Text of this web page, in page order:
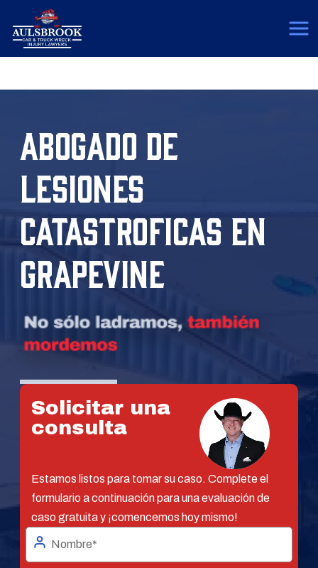
ABOGADO DE
LESIONES
CATASTROFICAS EN
GRAPEVINE
Solicitar una
consulta
Estamos listos para tomar su caso. Complete el
formulario a continuación para una evaluación de
caso gratuita y ¡comencemos hoy mismo!